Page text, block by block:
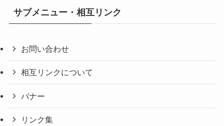
サブメニュー・相互リンク
お問い合わせ
相互リンクについて
バナー
リンク集